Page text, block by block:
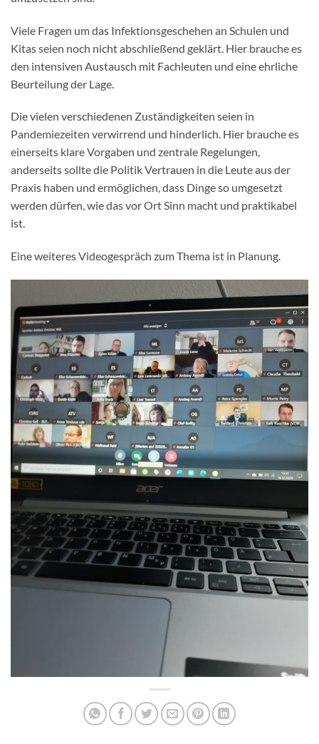
Viele Fragen um das Infektionsgeschehen an Schulen und
Kitas seien noch nicht abschließend geklärt. Hier brauche es
den intensiven Austausch mit Fachleuten und eine ehrliche
Beurteilung der Lage.
Die vielen verschiedenen Zuständigkeiten seien in
Pandemiezeiten verwirrend und hinderlich. Hier brauche es
einerseits klare Vorgaben und zentrale Regelungen,
anderseits sollte die Politik Vertrauen in die Leute aus der
Praxis haben und ermöglichen, dass Dinge so umgesetzt
werden dürfen, wie das vor Ort Sinn macht und praktikabel
ist.
Eine weiteres Videogespräch zum Thema ist in Planung.